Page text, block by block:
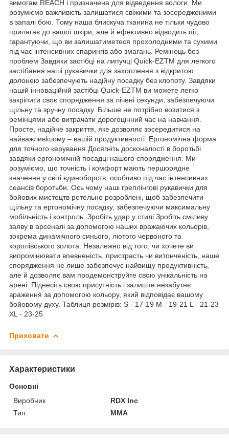
вимогам REACH і призначена для відведення вологи. Ми
розуміємо важливість залишатися свіжими та зосередженими
в запалі бою. Тому наша блискуча тканина не тільки чудово
прилягає до вашої шкіри, але й ефективно відводить піт,
гарантуючи, що ви залишатиметеся прохолодними та сухими
під час інтенсивних спарингів або змагань. Ремінець без
проблем Завдяки застібці на липучці Quick-EZTM для легкого
застібання наші рукавички для захоплення з відкритою
долонею забезпечують надійну посадку без клопоту. Завдяки
нашій інноваційній застібці Quick-EZTM ви можете легко
закріпити своє спорядження за лічені секунди, забезпечуючи
щільну та зручну посадку. Більше не потрібно возитися з
ремінцями або витрачати дорогоцінний час на навчання.
Просте, надійне закриття, яке дозволяє зосередитися на
найважливішому – вашій продуктивності. Ергономічна форма
для точного керування Досягніть досконалості в боротьбі
завдяки ергономічній посадці нашого спорядження. Ми
розуміємо, що точність і комфорт мають першорядне
значення у світі єдиноборств, особливо під час інтенсивних
сеансів боротьби. Ось чому наші греплінгові рукавички для
бойових мистецтв ретельно розроблені, щоб забезпечити
щільну та ергономічну посадку, забезпечуючи максимальну
мобільність і контроль. Зробіть удар у стилі Зробіть сміливу
заяву в арсеналі за допомогою наших вражаючих кольорів,
зокрема динамічного синього, лютого червоного та
королівського золота. Незалежно від того, чи хочете ви
випромінювати впевненість, пристрасть чи витонченість, наше
спорядження не лише забезпечує найвищу продуктивність,
але й дозволяє вам продемонструйте свою унікальність на
арені. Піднесіть свою присутність і залиште незабутнє
враження за допомогою кольору, який відповідає вашому
бойовому духу. Таблиця розмірів: S - 17-19 M - 19-21 L - 21-23
XL - 23-25
Приховати
Характеристики
Основні
Виробник
RDX Inc
Тип
MMA